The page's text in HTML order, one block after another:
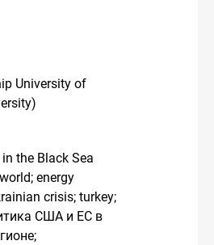
University of
the Black Sea
energy
crisis; turkey;
США и ЕС в